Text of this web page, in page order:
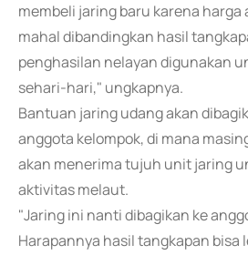
membeli jaring baru karena harga
mahal dibandingkan hasil
penghasilan nelayan digunakan
sehari-hari," ungkapnya.
Bantuan jaring udang akan
anggota kelompok, di mana
akan menerima tujuh unit jaring
aktivitas melaut.
"Jaring ini nanti dibagikan ke
Harapannya hasil tangkapan bisa